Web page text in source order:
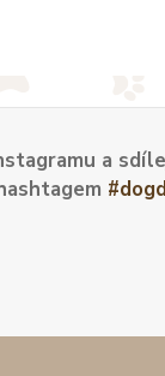
a